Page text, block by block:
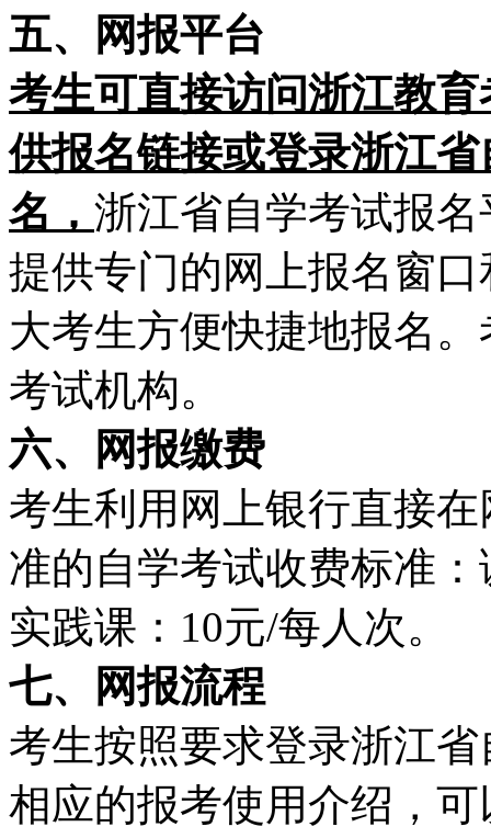
五、网报平台
考生可直接访问浙江教育
供报名链接或登录浙江
名， 浙江省自学考试报
提供专门的网上报名窗
大考生方便快捷地报名
考试机构。
六、网报缴费
考生利用网上银行直接
准的自学考试收费标准
实践课：10元/每人次。
七、网报流程
考生按照要求登录浙江
相应的报考使用介绍，